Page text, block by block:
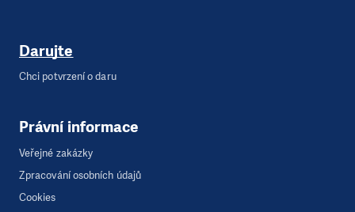
Darujte
Chci potvrzení o daru
Právní informace
Veřejné zakázky
Zpracování osobních údajů
Cookies